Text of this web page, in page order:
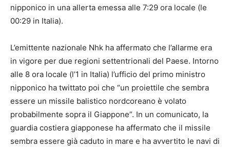
nipponico in una allerta emessa alle 7:29 ora locale (le
00:29 in Italia).
L’emittente nazionale Nhk ha affermato che l’allarme era
in vigore per due regioni settentrionali del Paese. Intorno
alle 8 ora locale (l’1 in Italia) l’ufficio del primo ministro
nipponico ha twittato poi che “un proiettile che sembra
essere un missile balistico nordcoreano è volato
probabilmente sopra il Giappone”. In un comunicato, la
guardia costiera giapponese ha affermato che il missile
sembra essere già caduto in mare e ha avvertito le navi di